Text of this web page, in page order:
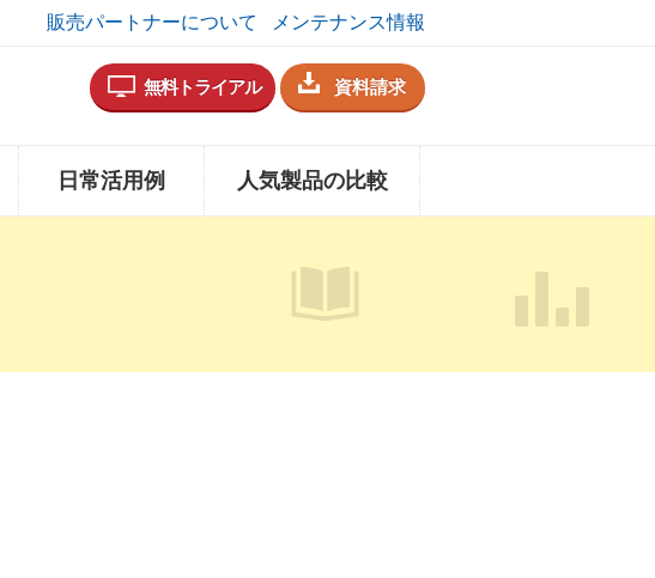
メンテナンス情報
販売パートナーについて
無料トライアル 資料請求
日常活用例 人気製品の比較